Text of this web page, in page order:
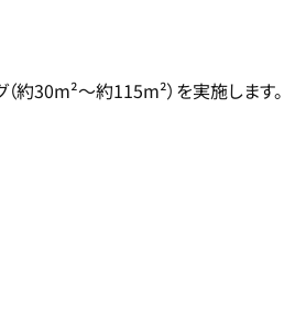
約30m²～約115m²）を実施します。